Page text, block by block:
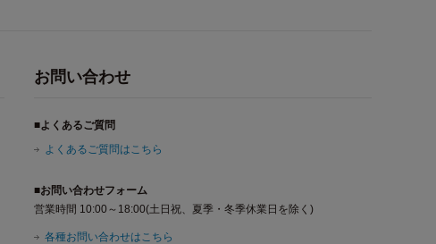
お問い合わせ
■よくあるご質問
よくあるご質問はこちら
■お問い合わせフォーム
営業時間 10:00～18:00(土日祝、夏季・冬季休業日を除く)
各種お問い合わせはこちら